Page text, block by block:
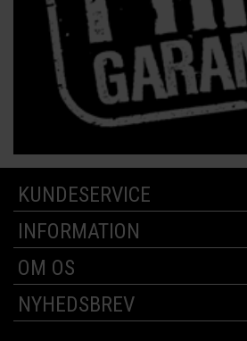
KUNDESERVICE
INFORMATION
OM OS
NYHEDSBREV